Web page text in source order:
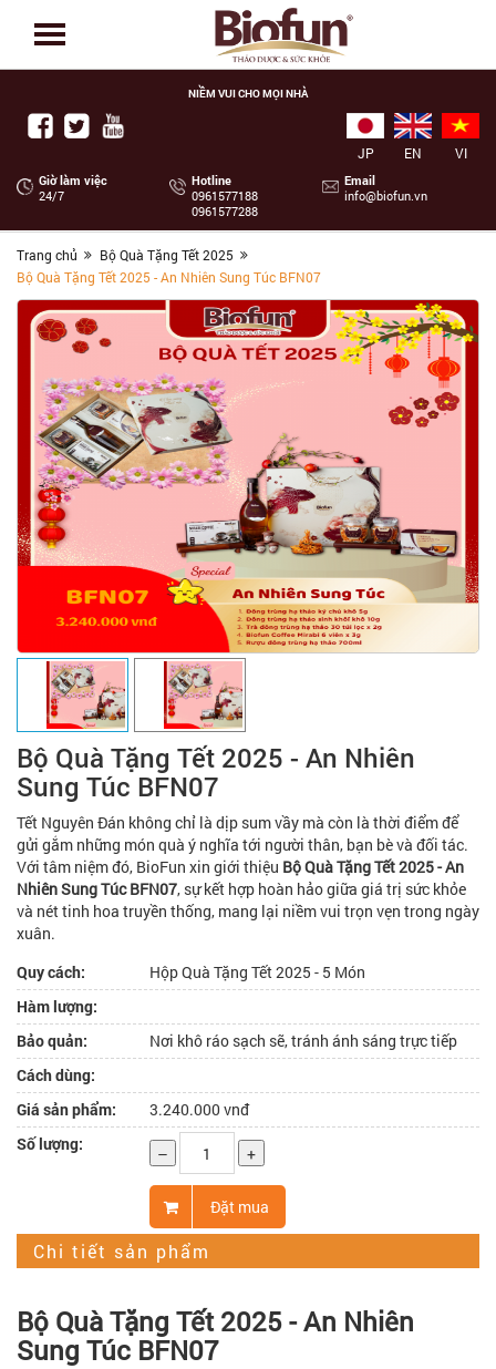
NIỀM VUI CHO MỌI NHÀ
VI
EN
JP
Giờ làm việc
24/7
Hotline
‭0961577188
0961577288
Email
info@biofun.vn
Trang chủ
Bộ Quà Tặng Tết 2025
Bộ Quà Tặng Tết 2025 - An Nhiên Sung Túc BFN07
Bộ Quà Tặng Tết 2025 - An Nhiên
Sung Túc BFN07
Tết Nguyên Đán không chỉ là dịp sum vầy mà còn là thời điểm để
gửi gắm những món quà ý nghĩa tới người thân, bạn bè và đối tác.
Với tâm niệm đó, BioFun xin giới thiệu Bộ Quà Tặng Tết 2025 - An
Nhiên Sung Túc BFN07, sự kết hợp hoàn hảo giữa giá trị sức khỏe
và nét tinh hoa truyền thống, mang lại niềm vui trọn vẹn trong ngày
xuân.
Quy cách:
Hộp Quà Tặng Tết 2025 - 5 Món
Hàm lượng:
Bảo quản:
Nơi khô ráo sạch sẽ, tránh ánh sáng trực tiếp
Cách dùng:
Giá sản phẩm:
3.240.000 vnđ
Số lượng:
– +
Đặt mua
Chi tiết sản phẩm
Bộ Quà Tặng Tết 2025 - An Nhiên
Sung Túc BFN07